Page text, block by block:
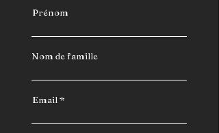
Prénom
Nom de famille
Email